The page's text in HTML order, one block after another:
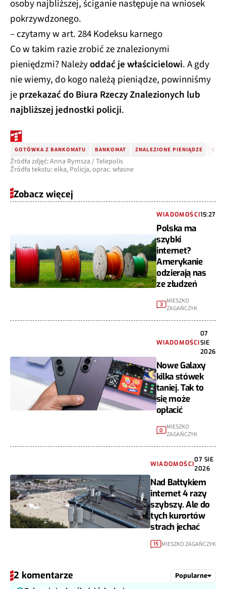
osoby najbliższej, ściganie następuje na wniosek
pokrzywdzonego.
– czytamy w art. 284 Kodeksu karnego
Co w takim razie zrobić ze znalezionymi
pieniędzmi? Należyoddać je właścicielowi. A gdy
nie wiemy, do kogo należą pieniądze, powinniśmy
jeprzekazać do Biura Rzeczy Znalezionych lub
najbliższej jednostki policji.
GOTÓWKA Z BANKOMATU BANKOMAT ZNALEZIONE PIENIĄDZE CO
Źródła zdjęć: Anna Rymsza / Telepolis
Źródła tekstu: elka, Policja, oprac. własne
Zobacz więcej
WIADOMOŚCI15:27
Polska ma
szybki
internet?
Amerykanie
odzierają nas
ze złudzeń
3
MIESZKO
ZAGAŃCZYK
WIADOMOŚCI
07
SIE
2026
Nowe Galaxy
kilka stówek
taniej. Tak to
się może
opłacić
0 MIESZKO
ZAGAŃCZYK
WIADOMOŚCI
07 SIE
2026
Nad Bałtykiem
internet 4 razy
szybszy. Ale do
tych kurortów
strach jechać
15 MIESZKO ZAGAŃCZYK
2 komentarze Popularne